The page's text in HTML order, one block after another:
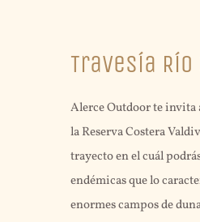
Larger
Travesía
Alerce Outdoor te invita
la Reserva Costera
trayecto en el cuál
endémicas que lo
enormes campos de